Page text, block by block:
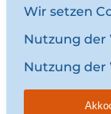
©
Wir setzen
Nutzung der
Nutzung der